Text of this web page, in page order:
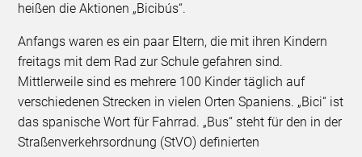
heißen die Aktionen „Bicibús“.
Anfangs waren es ein paar Eltern, die mit ihren Kindern
freitags mit dem Rad zur Schule gefahren sind.
Mittlerweile sind es mehrere 100 Kinder täglich auf
verschiedenen Strecken in vielen Orten Spaniens. „Bici“ ist
das spanische Wort für Fahrrad. „Bus“ steht für den in der
Straßenverkehrsordnung (StVO) definierten